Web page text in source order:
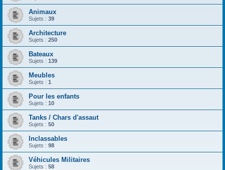
Animaux
Sujets : 39
Architecture
Sujets : 250
Bateaux
Sujets : 139
Meubles
Sujets : 1
Pour les enfants
Sujets : 10
Tanks / Chars d'assaut
Sujets : 50
Inclassables
Sujets : 98
Véhicules Militaires
Sujets : 58